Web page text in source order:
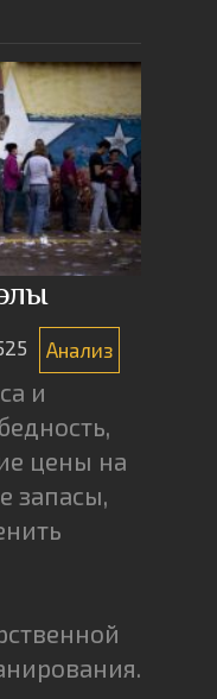
Анализ
и
цены на
запасы,